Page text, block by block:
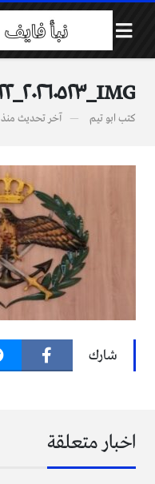
IMG_٢٠٢٦٠٥٢٣_٠٢٤٥٢٢
كتب ابو تيم آخر تحديث منذ 3 أشهر
شارك
اخبار متعلقة